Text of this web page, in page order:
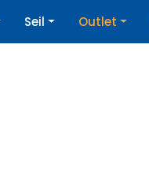
Seil Outlet